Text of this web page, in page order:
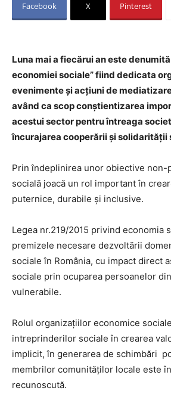
Facebook X Pinterest
Luna mai a fiecărui an este
economiei sociale” fiind dedicata
evenimente și acțiuni de
având ca scop conștientizarea
acestui sector pentru întreaga
încurajarea cooperării și solidarității
Prin îndeplinirea unor obiective non-
socială joacă un rol important în
puternice, durabile și inclusive.
Legea nr.219/2015 privind economia
premizele necesare dezvoltării
sociale în România, cu impact direct
sociale prin ocuparea persoanelor
vulnerabile.
Rolul organizațiilor economice
intreprinderilor sociale în crearea
implicit, în generarea de schimbări
membrilor comunităților locale este
recunoscută.